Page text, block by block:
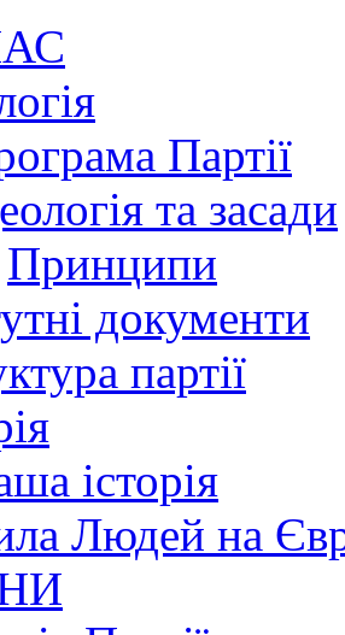
Партії
та засади
Принципи
документи
партії
історія
Людей на